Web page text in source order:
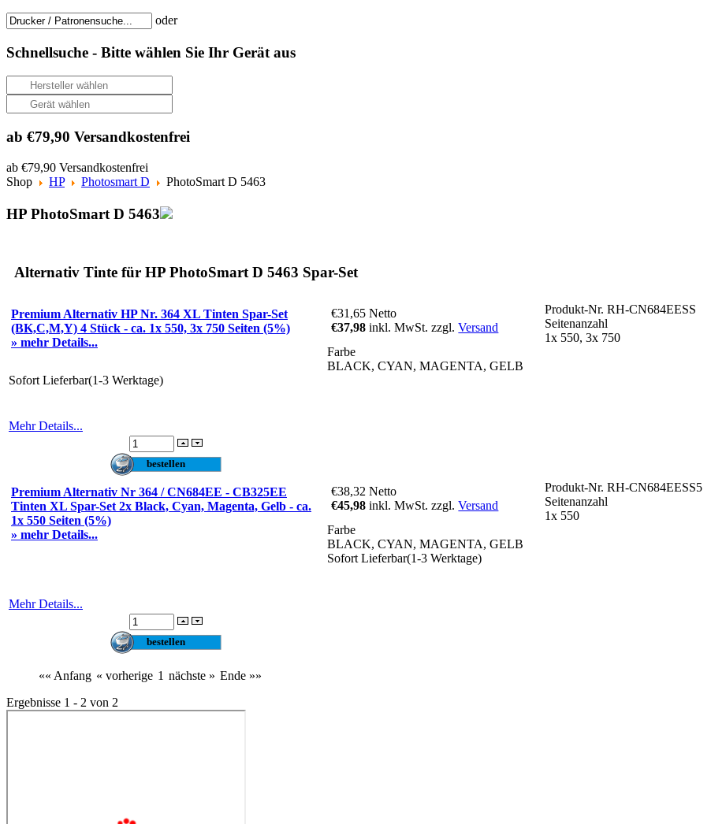
oder
Schnellsuche - Bitte wählen Sie Ihr Gerät aus
ab €79,90 Versandkostenfrei
ab €79,90 Versandkostenfrei
Shop
HP Photosmart D PhotoSmart D 5463
HP PhotoSmart D 5463
Alternativ Tinte für HP PhotoSmart D 5463 Spar-Set
Premium Alternativ HP Nr. 364 XL Tinten Spar-Set
(BK,C,M,Y) 4 Stück - ca. 1x 550, 3x 750 Seiten (5%)
» mehr Details...
€31,65Netto
€37,98inkl. MwSt. zzgl.Versand
Produkt-Nr. RH-CN684EESS
Seitenanzahl
1x 550, 3x 750
Farbe
BLACK, CYAN, MAGENTA, GELB
Sofort Lieferbar(1-3 Werktage)
Mehr Details...
Premium Alternativ Nr 364 / CN684EE - CB325EE
Tinten XL Spar-Set 2x Black, Cyan, Magenta, Gelb - ca.
1x 550 Seiten (5%)
» mehr Details...
€38,32Netto
€45,98inkl. MwSt. zzgl.Versand
Produkt-Nr. RH-CN684EESS5
Seitenanzahl
1x 550
Farbe
BLACK, CYAN, MAGENTA, GELB
Sofort Lieferbar(1-3 Werktage)
Mehr Details...
«« Anfang « vorherige 1 nächste » Ende »»
Ergebnisse 1 - 2 von 2